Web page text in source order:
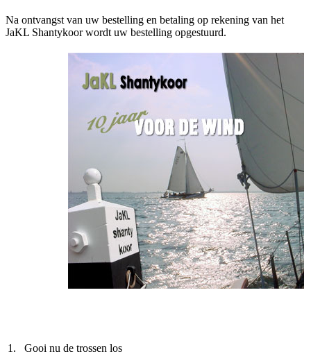
Na ontvangst van uw bestelling en betaling op rekening van het
JaKL Shantykoor wordt uw bestelling opgestuurd.
1.
Gooi nu de trossen los